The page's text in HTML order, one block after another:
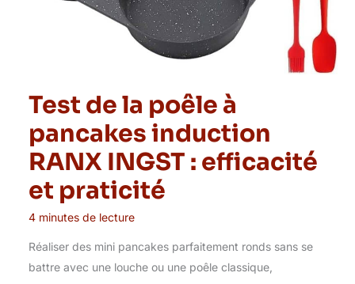
Test de la poêle à
pancakes induction
RANX INGST : efficacité
et praticité
4 minutes de lecture
Réaliser des mini pancakes parfaitement ronds sans se
battre avec une louche ou une poêle classique,